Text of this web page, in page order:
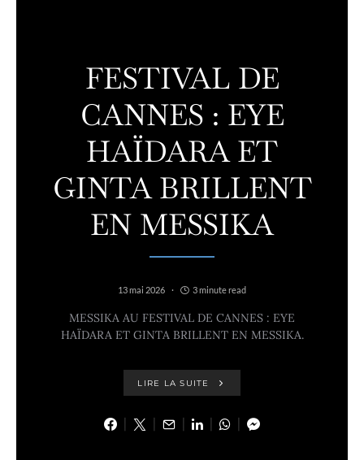
FESTIVAL DE
CANNES : EYE
HAÏDARA ET
GINTA BRILLENT
EN MESSIKA
13 mai 2026 3 minute read
MESSIKA AU FESTIVAL DE CANNES : EYE
HAÏDARA ET GINTA BRILLENT EN MESSIKA.
LIRE LA SUITE